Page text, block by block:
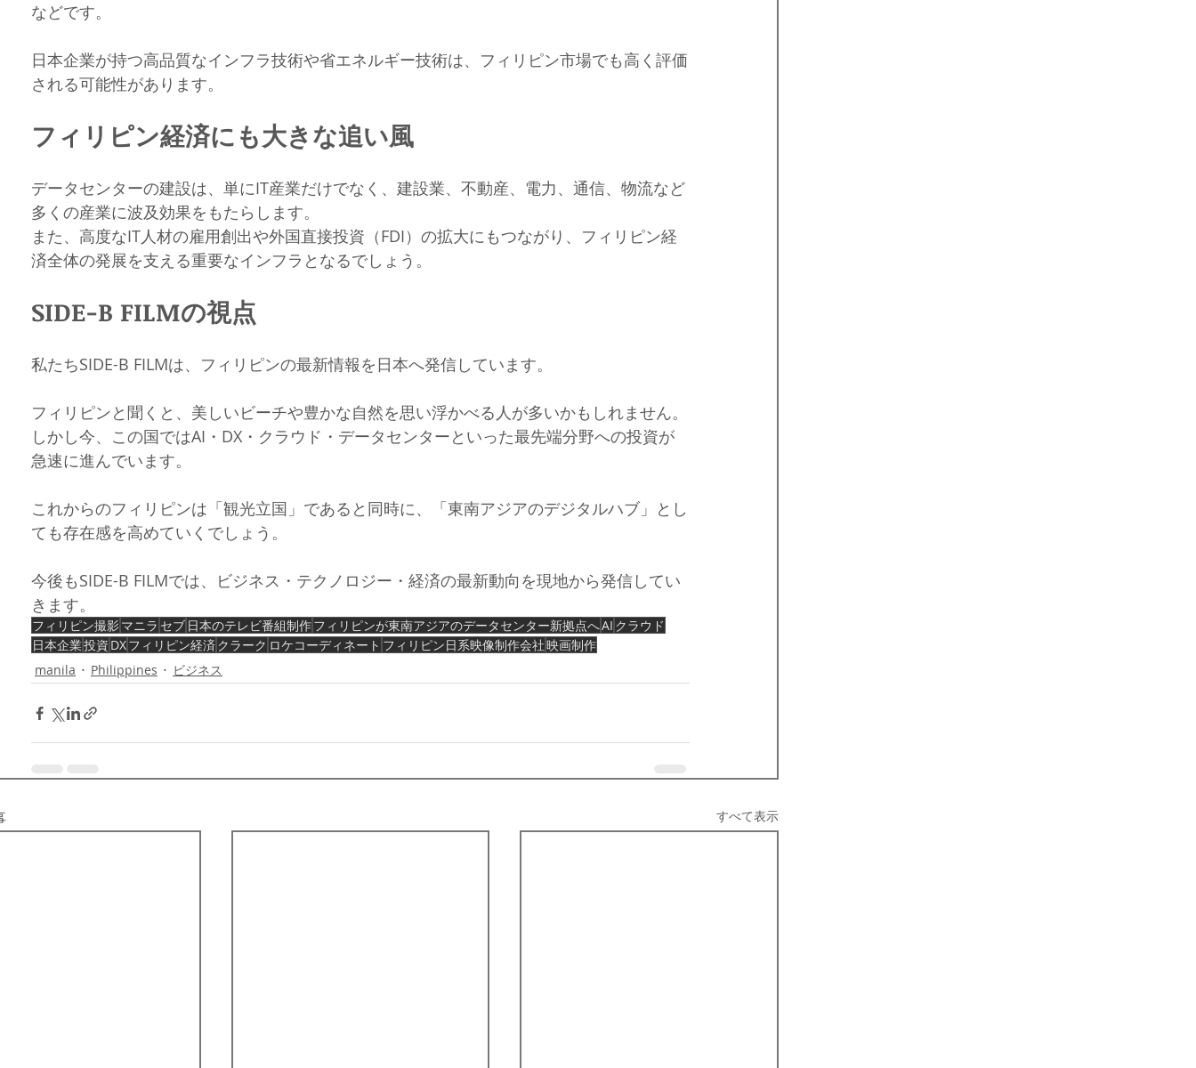
などです。
日本企業が持つ高品質なインフラ技術や省エネルギー技術は、フィリピン市場でも高く評価
される可能性があります。
フィリピン経済にも大きな追い風
データセンターの建設は、単にIT産業だけでなく、建設業、不動産、電力、通信、物流など
多くの産業に波及効果をもたらします。
また、高度なIT人材の雇用創出や外国直接投資（FDI）の拡大にもつながり、フィリピン経
済全体の発展を支える重要なインフラとなるでしょう。
SIDE-B FILMの視点
私たちSIDE-B FILMは、フィリピンの最新情報を日本へ発信しています。
フィリピンと聞くと、美しいビーチや豊かな自然を思い浮かべる人が多いかもしれません。
しかし今、この国ではAI・DX・クラウド・データセンターといった最先端分野への投資が
急速に進んでいます。
これからのフィリピンは「観光立国」であると同時に、「東南アジアのデジタルハブ」とし
ても存在感を高めていくでしょう。
今後もSIDE-B FILMでは、ビジネス・テクノロジー・経済の最新動向を現地から発信してい
きます。
フィリピン撮影マニラ セブ 日本のテレビ番組制作フィリピンが東南アジアのデータセンター新拠点へAI クラウド
日本企業投資 DXフィリピン経済 クラーク ロケコーディネート フィリピン日系映像制作会社映画制作
manila
Philippines ビジネス
すべて表示